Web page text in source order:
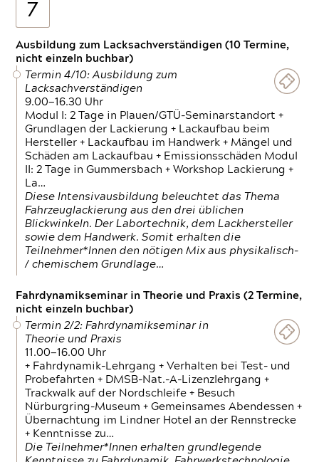
7
Ausbildung zum Lacksachverständigen (10 Termine,
nicht einzeln buchbar)
Termin 4/10: Ausbildung zum
Lacksachverständigen
9.00—16.30 Uhr
Modul I: 2 Tage in Plauen/GTÜ-Seminarstandort +
Grundlagen der Lackierung + Lackaufbau beim
Hersteller + Lackaufbau im Handwerk + Mängel und
Schäden am Lackaufbau + Emissionsschäden Modul
II: 2 Tage in Gummersbach + Workshop Lackierung +
La…
Diese Intensivausbildung beleuchtet das Thema
Fahrzeuglackierung aus den drei üblichen
Blickwinkeln. Der Labortechnik, dem Lackhersteller
sowie dem Handwerk. Somit erhalten die
Teilnehmer*Innen den nötigen Mix aus physikalisch-
/ chemischem Grundlage…
Fahrdynamikseminar in Theorie und Praxis (2 Termine,
nicht einzeln buchbar)
Termin 2/2: Fahrdynamikseminar in
Theorie und Praxis
11.00—16.00 Uhr
+ Fahrdynamik-Lehrgang + Verhalten bei Test- und
Probefahrten + DMSB-Nat.-A-Lizenzlehrgang +
Trackwalk auf der Nordschleife + Besuch
Nürburgring-Museum + Gemeinsames Abendessen +
Übernachtung im Lindner Hotel an der Rennstrecke
+ Kenntnisse zu…
Die Teilnehmer*Innen erhalten grundlegende